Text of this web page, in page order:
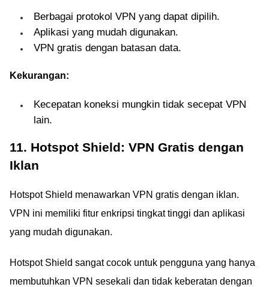
Berbagai protokol VPN yang dapat dipilih.
Aplikasi yang mudah digunakan.
VPN gratis dengan batasan data.
Kekurangan:
Kecepatan koneksi mungkin tidak secepat VPN
lain.
11. Hotspot Shield: VPN Gratis dengan
Iklan
Hotspot Shield menawarkan VPN gratis dengan iklan.
VPN ini memiliki fitur enkripsi tingkat tinggi dan aplikasi
yang mudah digunakan.
Hotspot Shield sangat cocok untuk pengguna yang hanya
membutuhkan VPN sesekali dan tidak keberatan dengan